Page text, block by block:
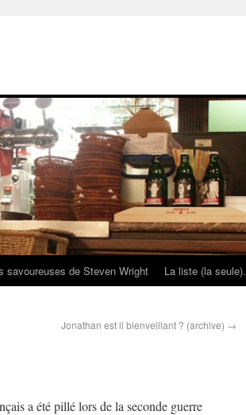
savoureuses de Steven Wright La liste (la seule).
Jonathan est il bienveillant ? (archive) →
a été pillé lors de la seconde guerre